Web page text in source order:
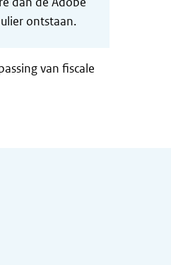
ontstaan.
van fiscale